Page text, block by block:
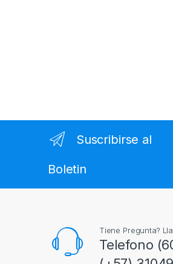
Suscribirse al
Boletin
Tiene Pregunta?
Telefono